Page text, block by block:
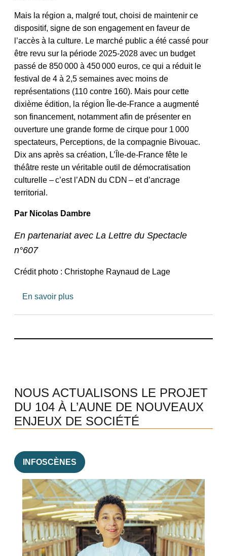
Mais la région a, malgré tout, choisi de maintenir ce
dispositif, signe de son engagement en faveur de
l’accès à la culture. Le marché public a été cassé pour
être revu sur la période 2025-2028 avec un budget
passé de 850 000 à 450 000 euros, ce qui a réduit le
festival de 4 à 2,5 semaines avec moins de
représentations (110 contre 160). Mais pour cette
dixième édition, la région Île-de-France a augmenté
son financement, notamment afin de présenter en
ouverture une grande forme de cirque pour 1 000
spectateurs, Perceptions, de la compagnie Bivouac.
Dix ans après sa création, L’Île-de-France fête le
théâtre reste un véritable outil de démocratisation
culturelle – c’est l’ADN du CDN – et d’ancrage
territorial.
Par Nicolas Dambre
En partenariat avec La Lettre du Spectacle
n°607
Crédit photo : Christophe Raynaud de Lage
En savoir plussur Ce festival est véritable outil de
NOUS ACTUALISONS LE PROJET
DU 104 À L’AUNE DE NOUVEAUX
ENJEUX DE SOCIÉTÉ
INFOSCÈNES
Image